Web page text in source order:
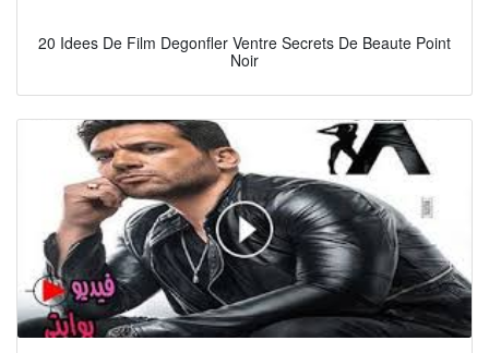
20 Idees De Film Degonfler Ventre Secrets De Beaute Point
Noir